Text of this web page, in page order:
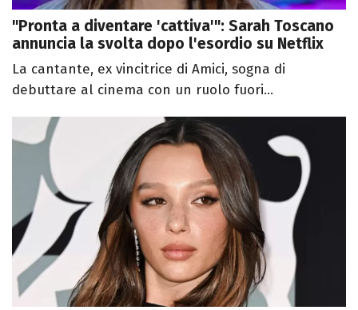
"Pronta a diventare 'cattiva'": Sarah Toscano
annuncia la svolta dopo l'esordio su Netflix
La cantante, ex vincitrice di Amici, sogna di
debuttare al cinema con un ruolo fuori...